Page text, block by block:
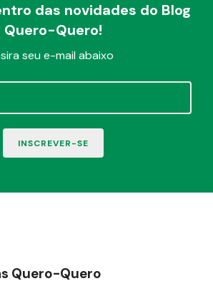
das novidades do Blog
Quero-Quero!
seu e-mail abaixo
INSCREVER-SE
Quero-Quero